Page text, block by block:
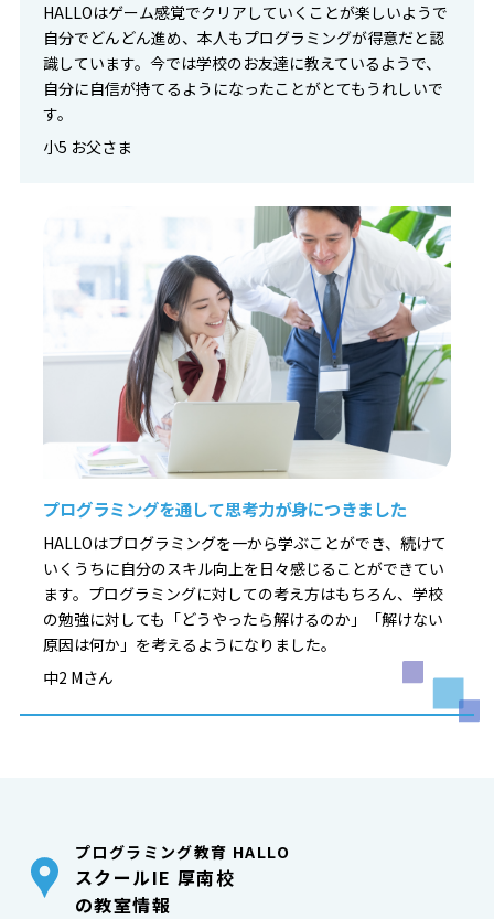
HALLOはゲーム感覚でクリアしていくことが楽しいようで
自分でどんどん進め、本人もプログラミングが得意だと認
識しています。今では学校のお友達に教えているようで、
自分に自信が持てるようになったことがとてもうれしいで
す。
小5 お父さま
プログラミングを通して思考力が身につきました
HALLOはプログラミングを一から学ぶことができ、続けて
いくうちに自分のスキル向上を日々感じることができてい
ます。プログラミングに対しての考え方はもちろん、学校
の勉強に対しても「どうやったら解けるのか」「解けない
原因は何か」を考えるようになりました。
中2 Mさん
プログラミング教育 HALLO
スクールIE 厚南校
の教室情報